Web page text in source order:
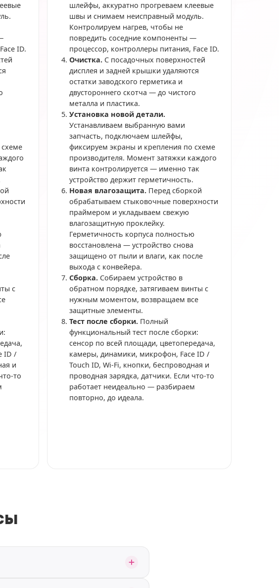
ID.
с
ID /
и
то
шлейфы, аккуратно прогреваем клеевые
швы и снимаем неисправный модуль.
Контролируем нагрев, чтобы не
повредить соседние компоненты —
процессор, контроллеры питания, Face ID.
Очистка.С посадочных поверхностей
дисплея и задней крышки удаляются
остатки заводского герметика и
двустороннего скотча — до чистого
металла и пластика.
Установка новой детали.
Устанавливаем выбранную вами
запчасть, подключаем шлейфы,
фиксируем экраны и крепления по схеме
производителя. Момент затяжки каждого
винта контролируется — именно так
устройство держит герметичность.
Новая влагозащита.Перед сборкой
обрабатываем стыковочные поверхности
праймером и укладываем свежую
влагозащитную проклейку.
Герметичность корпуса полностью
восстановлена — устройство снова
защищено от пыли и влаги, как после
выхода с конвейера.
Сборка.Собираем устройство в
обратном порядке, затягиваем винты с
нужным моментом, возвращаем все
защитные элементы.
Тест после сборки.Полный
функциональный тест после сборки:
сенсор по всей площади, цветопередача,
камеры, динамики, микрофон, Face ID /
Touch ID, Wi-Fi, кнопки, беспроводная и
проводная зарядка, датчики. Если что-то
работает неидеально — разбираем
повторно, до идеала.